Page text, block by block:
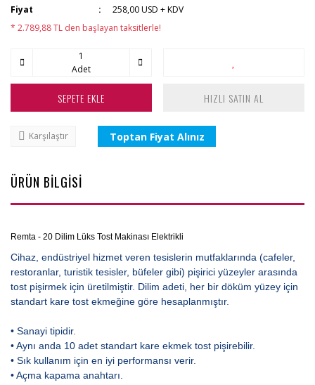
Fiyat
258,00 USD + KDV
* 2.789,88 TL den başlayan taksitlerle!
Adet
SEPETE EKLE HIZLI SATIN AL
Karşılaştır Toptan Fiyat Alınız
ÜRÜN BİLGİSİ
Remta - 20 Dilim Lüks Tost Makinası Elektrikli
Cihaz, endüstriyel hizmet veren tesislerin mutfaklarında (cafeler,
restoranlar, turistik tesisler, büfeler gibi) pişirici yüzeyler arasında
tost pişirmek için üretilmiştir. Dilim adeti, her bir döküm yüzey için
standart kare tost ekmeğine göre hesaplanmıştır.
• Sanayi tipidir.
• Aynı anda 10 adet standart kare ekmek tost pişirebilir.
• Sık kullanım için en iyi performansı verir.
• Açma kapama anahtarı.